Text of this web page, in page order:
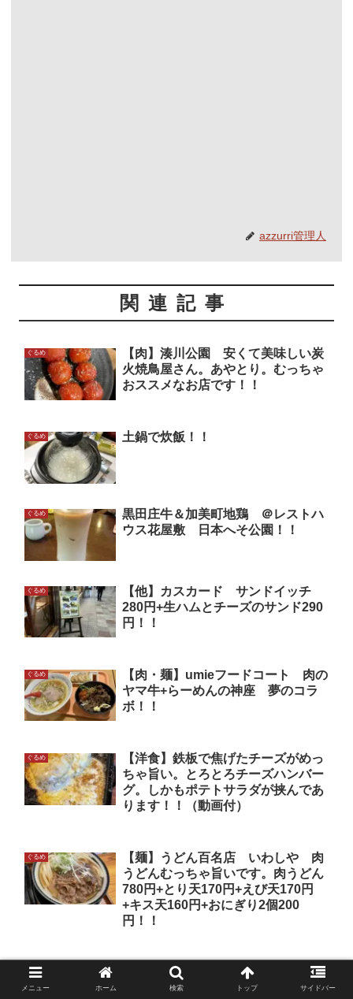
azzurri管理人
関連記事
ぐるめ
【肉】湊川公園 安くて美味しい炭
火焼鳥屋さん。あやとり。むっちゃ
おススメなお店です！！
ぐるめ 土鍋で炊飯！！
ぐるめ
黒田庄牛＆加美町地鶏 ＠レストハ
ウス花屋敷 日本へそ公園！！
ぐるめ
【他】カスカード サンドイッチ
280円+生ハムとチーズのサンド290
円！！
ぐるめ
【肉・麺】umieフードコート 肉の
ヤマ牛+らーめんの神座 夢のコラ
ボ！！
ぐるめ
【洋食】鉄板で焦げたチーズがめっ
ちゃ旨い。とろとろチーズハンバー
グ。しかもポテトサラダが挟んであ
ります！！（動画付）
ぐるめ
【麺】うどん百名店 いわしや 肉
うどんむっちゃ旨いです。肉うどん
780円+とり天170円+えび天170円
+キス天160円+おにぎり2個200
円！！
ぐるめ
黄金に輝く「あっさり×圧倒的旨
味」の極上スープ らーめん
メニュー ホーム 検索 トップ サイドバー